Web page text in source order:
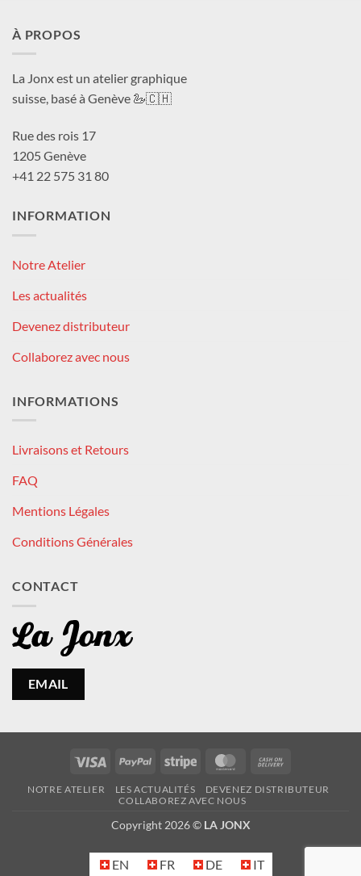
À PROPOS
La Jonx est un atelier graphique
suisse, basé à Genève 🦢🇨🇭
Rue des rois 17
1205 Genève
+41 22 575 31 80
INFORMATION
Notre Atelier
Les actualités
Devenez distributeur
Collaborez avec nous
INFORMATIONS
Livraisons et Retours
FAQ
Mentions Légales
Conditions Générales
CONTACT
EMAIL
Visa PayPal Stripe MasterCard
Delivery
NOTRE ATELIER LES ACTUALITÉS
DEVENEZ DISTRIBUTEUR
COLLABOREZ AVEC NOUS
Copyright 2026 © LA JONX
EN FR DE IT